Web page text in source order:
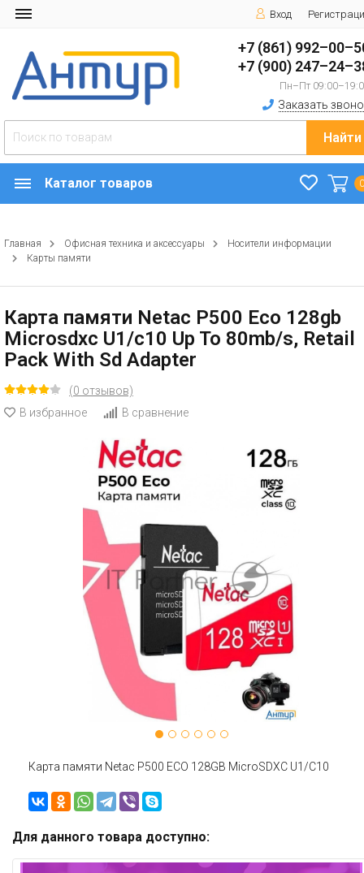
Вход
+7 (861)
+7 (900)
Пн–Пт
Заказать
Найти
Каталог товаров
Главная Офисная техника и аксессуары
Носители информации
Карты памяти
Карта памяти Netac P500 Eco 128gb
Microsdxc U1/c10 Up To 80mb/s, Retail
Pack With Sd Adapter
(0 отзывов)
В избранное
В сравнение
Карта памяти Netac P500 ECO 128GB MicroSDXC U1/C10
Для данного товара доступно: